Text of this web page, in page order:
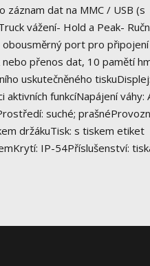
dat na MMC / USB (s
vážení- Hold a Peak-
obousměrný port pro
nebo přenos dat, 10 pamětí
uskutečněného tiskuDisplej:
funkcíNapájení váhy:
suché;
držákuTisk: s tiskem etiket
IP-54Příslušenství: